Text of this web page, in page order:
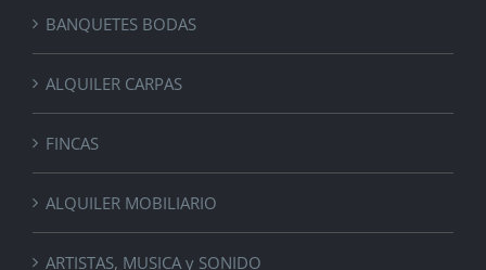
BANQUETES BODAS
ALQUILER CARPAS
FINCAS
ALQUILER MOBILIARIO
ARTISTAS, MUSICA y SONIDO